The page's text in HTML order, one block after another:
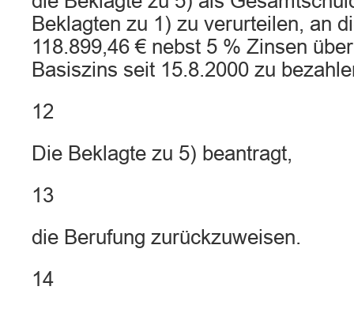
Beklagten zu 1) zu verurteilen, an
118.899,46 € nebst 5 % Zinsen
Basiszins seit 15.8.2000 zu
12
Die Beklagte zu 5) beantragt,
13
die Berufung zurückzuweisen.
14